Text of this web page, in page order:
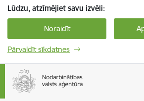
Lūdzu, atzīmējiet savu izvēli:
Noraidīt
Pārvaldīt sīkdatnes